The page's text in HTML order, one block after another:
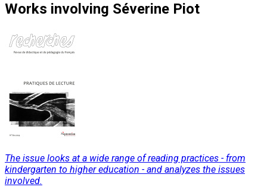
Works involving Séverine Piot
The issue looks at a wide range of reading practices - from
kindergarten to higher education - and analyzes the issues
involved.